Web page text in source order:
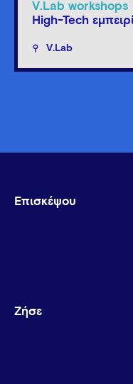
V.Lab workshops
High-Tech
V.Lab
Επισκέψου
Ζήσε